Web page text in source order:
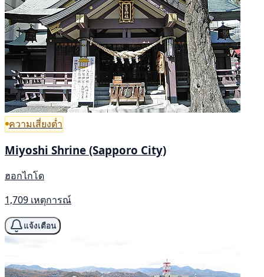
ความเสี่ยงต่ำ
Miyoshi Shrine (Sapporo City)
ฮอกไกโด
1,709 เหตุการณ์
แจ้งเตือน